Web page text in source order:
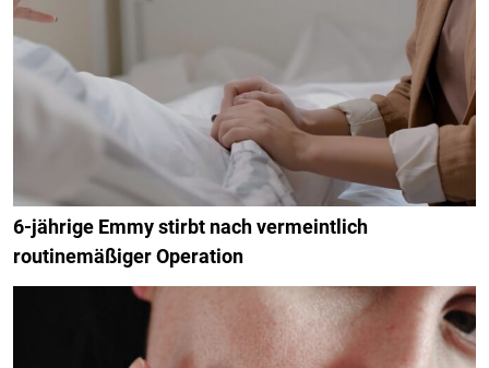
6-jährige Emmy stirbt nach vermeintlich
routinemäßiger Operation